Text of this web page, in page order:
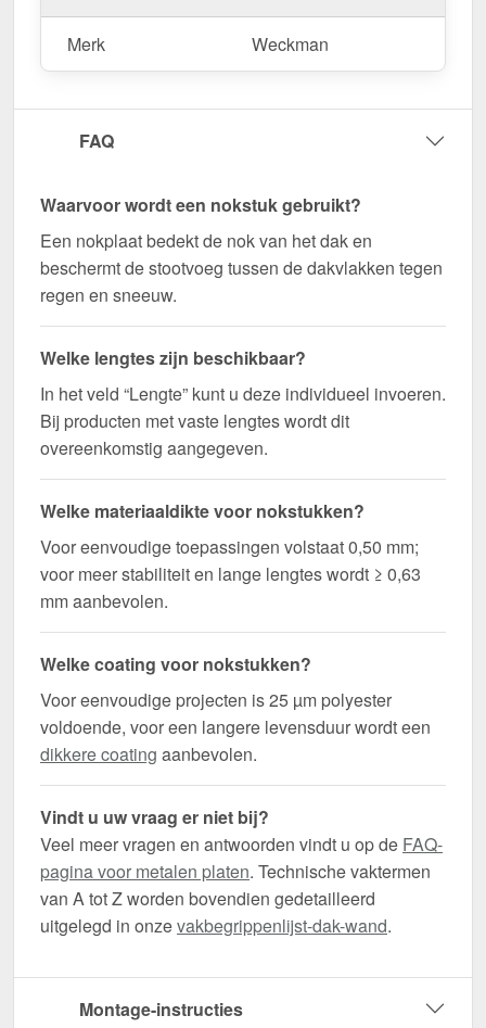
Duurzaam, weerbestendig, op maat gemaakt - bestel
Merk Weckman
FAQ
Waarvoor wordt een nokstuk gebruikt?
Een nokplaat bedekt de nok van het dak en
beschermt de stootvoeg tussen de dakvlakken tegen
regen en sneeuw.
Welke lengtes zijn beschikbaar?
In het veld “Lengte” kunt u deze individueel invoeren.
Bij producten met vaste lengtes wordt dit
overeenkomstig aangegeven.
Welke materiaaldikte voor nokstukken?
Voor eenvoudige toepassingen volstaat 0,50 mm;
voor meer stabiliteit en lange lengtes wordt ≥ 0,63
mm aanbevolen.
Welke coating voor nokstukken?
Voor eenvoudige projecten is 25 µm polyester
voldoende, voor een langere levensduur wordt een
dikkere coating aanbevolen.
Vindt u uw vraag er niet bij?
Veel meer vragen en antwoorden vindt u op de FAQ-
pagina voor metalen platen. Technische vaktermen
van A tot Z worden bovendien gedetailleerd
uitgelegd in onzevakbegrippenlijst-dak-wand.
Montage-instructies